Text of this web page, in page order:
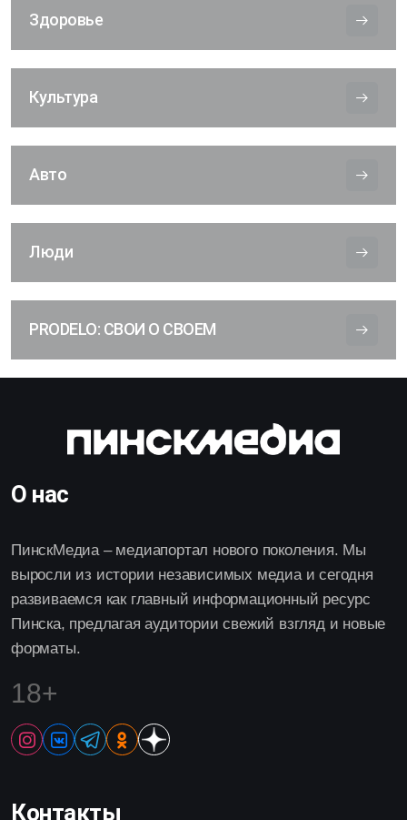
Здоровье
Культура
Авто
Люди
PRODELO: СВОИ О СВОЕМ
О нас
ПинскМедиа – медиапортал нового поколения. Мы
выросли из истории независимых медиа и сегодня
развиваемся как главный информационный ресурс
Пинска, предлагая аудитории свежий взгляд и новые
форматы.
18+
Контакты